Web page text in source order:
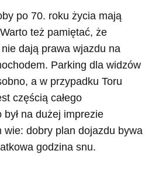
po 70. roku życia mają
też pamiętać, że
dają prawa wjazdu na
Parking dla widzów
a w przypadku Toru
częścią całego
na dużej imprezie
wie: dobry plan dojazdu bywa
godzina snu.